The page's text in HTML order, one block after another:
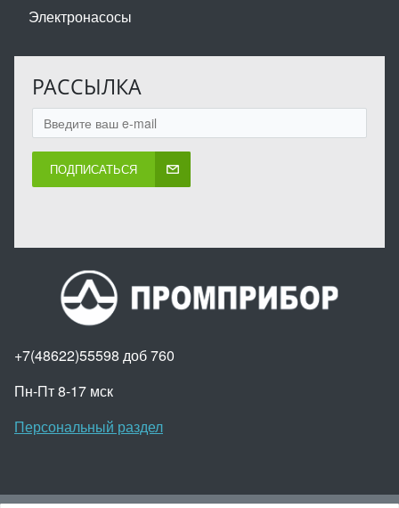
Электронасосы
РАССЫЛКА
ПОДПИСАТЬСЯ
+7(48622)55598 доб 760
Пн-Пт 8-17 мск
Персональный раздел